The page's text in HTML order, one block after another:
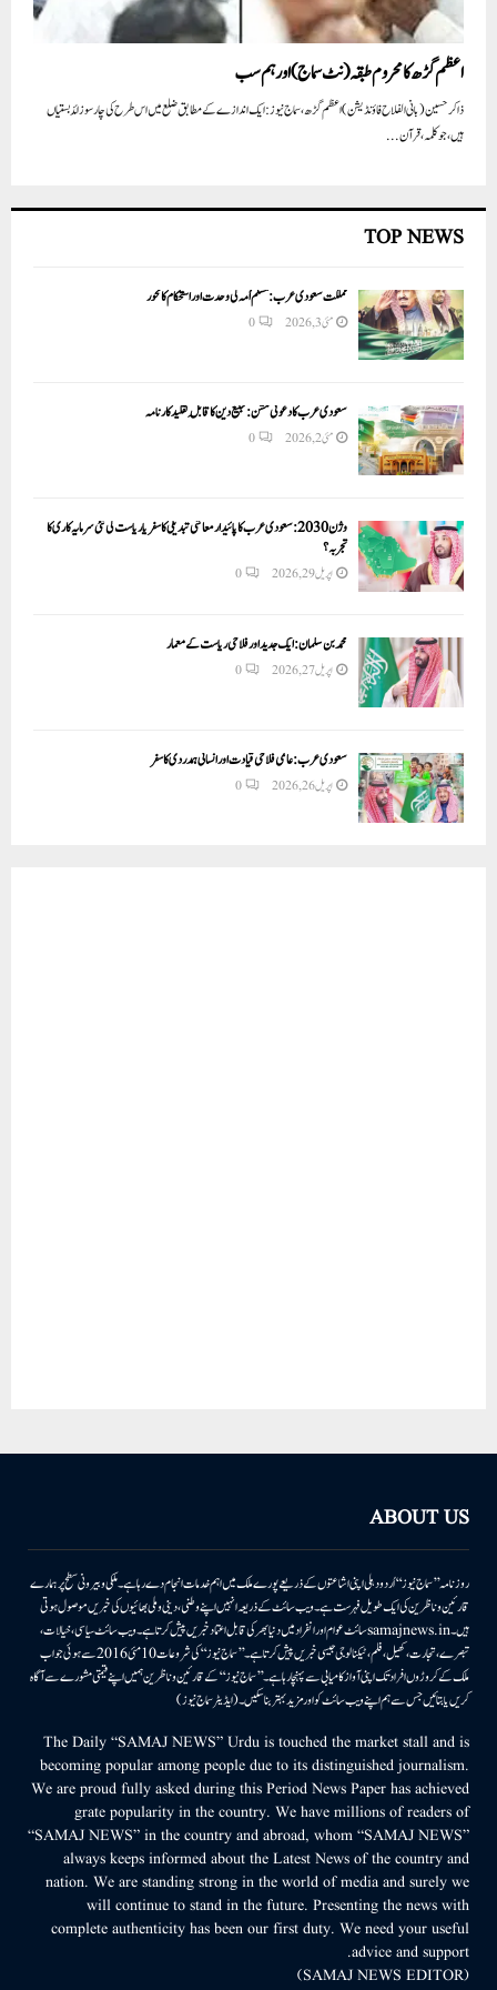
اعظم گڑھ کا محروم طبقہ (نٹ سماج) اور ہم سب
ذاکر حسین (بانی الفلاح فاؤنڈیشن ) اعظم گڑھ، سماج نیوز: ایک اندازے کے مطابق ضلع میں اس طرح کی چار سو زائد بستیاں
ہیں،جو کلمہ،قرآن...
TOP NEWS
مملکت سعودی عرب: مسلم اُمہ کی وحدت اور استحکام کا محور
مئی 3, 2026 0
سعودی عرب کا دعوتی مشن: تبلیغ دین کا قابلِ تقلید کارنامہ
مئی 2, 2026 0
وژن 2030:سعودی عرب کا پائیدار معاشی تبدیلی کا سفر یا ریاست کی نئی سرمایہ کاری کا
تجربہ؟
اپریل 29, 2026 0
محمد بن سلمان: ایک جدید اور فلاحی ریاست کے معمار
اپریل 27, 2026 0
سعودی عرب: عالمی فلاحی قیادت اور انسانی ہمدردی کا سفر
اپریل 26, 2026 0
ABOUT US
روزنامہ ’’سماج نیوز‘‘ اُردو دہلی اپنی اشاعتوں کے ذریعے پورے ملک میں اہم خدمات انجام دے رہا ہے۔ ملکی وبیرونی سطح پر ہمارے
قارئین وناظرین کی ایک طویل فہرست ہے۔ ویب سائٹ کے ذریعہ انہیں اپنے وطنی، دینی وملی بھائیوں کی خبریں موصول ہوتی
ہیں۔samajnews.inسائٹ عوام اور انفراد میں دنیا بھر کی قابل اعتماد خبریں پیش کرتا ہے۔ ویب سائٹ سیاسی، خیالات،
تبصرے، تجارت، کھیل، فلم، ٹیکنالوجی جیسی خبریں پیش کرتا ہے۔ ’’سماج نیوز‘‘ کی شروعات 10مئی 2016 سے ہوئی جو اب
ملک کے کروڑوں افراد تک اپنی آواز کامیابی سے پہنچا رہا ہے۔ ’’سماج نیوز‘‘ کے قارئین وناظرین ہمیں اپنے قیمتی مشورے سے آگاہ
کریں یا بتائیں جس سے ہم اپنے ویب سائٹ کو اور مزید بہتر بناسکیں۔ (ایڈیٹر سماج نیوز)
The Daily “SAMAJ NEWS” Urdu is touched the market stall and is
becoming popular among people due to its distinguished journalism.
We are proud fully asked during this Period News Paper has achieved
grate popularity in the country. We have millions of readers of
“SAMAJ NEWS” in the country and abroad, whom “SAMAJ NEWS”
always keeps informed about the Latest News of the country and
nation. We are standing strong in the world of media and surely we
will continue to stand in the future. Presenting the news with
complete authenticity has been our first duty. We need your useful
advice and support.
(SAMAJ NEWS EDITOR)